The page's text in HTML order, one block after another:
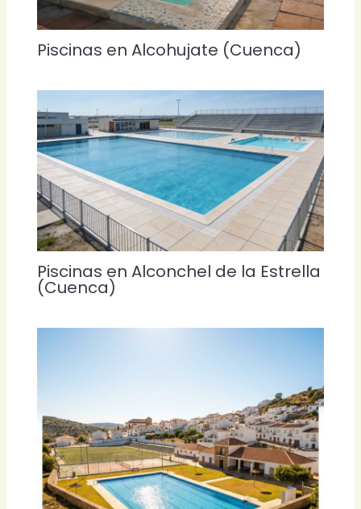
Piscinas en Alcohujate (Cuenca)
Piscinas en Alconchel de la Estrella
(Cuenca)